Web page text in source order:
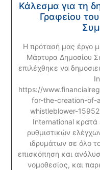
Κάλεσμα για τη
Γραφείου
Η πρότασή μας έργο
Μάρτυρα Δημοσίου
επιλέχθηκε να
https://
for-the-creation-of-
whistleblower-
International κρατά
ρυθμιστικών
ιδρυμάτων σε όλο
επισκόπηση και
νομοθεσίας, και